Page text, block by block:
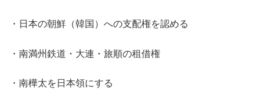
・日本の朝鮮（韓国）への支配権を認める
・南満州鉄道・大連・旅順の租借権
・南樺太を日本領にする